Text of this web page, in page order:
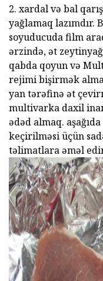
2. xardal və bal
yağlamaq lazımdır.
soyuducuda film
ərzində, ət
qabda qoyun və
rejimi bişirmək
yan tərəfinə ət
multivarka daxil
ədəd almaq.
keçirilməsi üçün
təlimatlara əməl